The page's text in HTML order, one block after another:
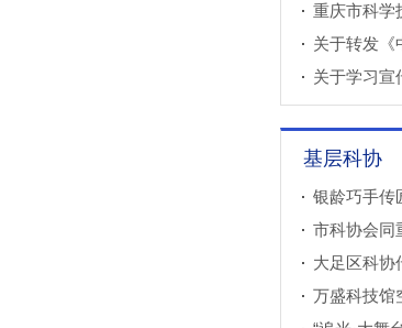
基层科协